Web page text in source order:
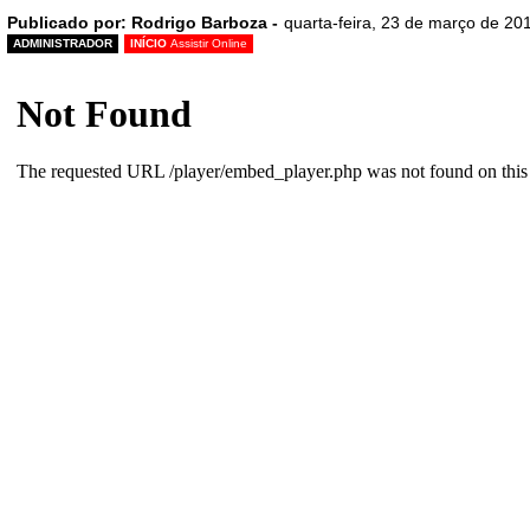
Publicado por: Rodrigo Barboza - quarta-feira, 23 de março de
ADMINISTRADOR INÍCIO Assistir Online